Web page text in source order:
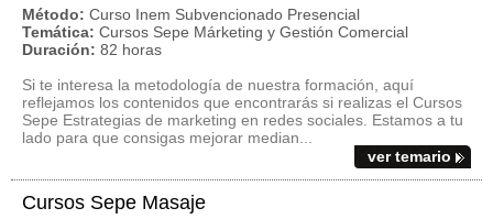
Método: Curso Inem Subvencionado Presencial
Temática: Cursos Sepe Márketing y Gestión Comercial
Duración: 82 horas
Si te interesa la metodología de nuestra formación, aquí
reflejamos los contenidos que encontrarás si realizas el Cursos
Sepe Estrategias de marketing en redes sociales. Estamos a tu
lado para que consigas mejorar median...
ver temario
Cursos Sepe Masaje